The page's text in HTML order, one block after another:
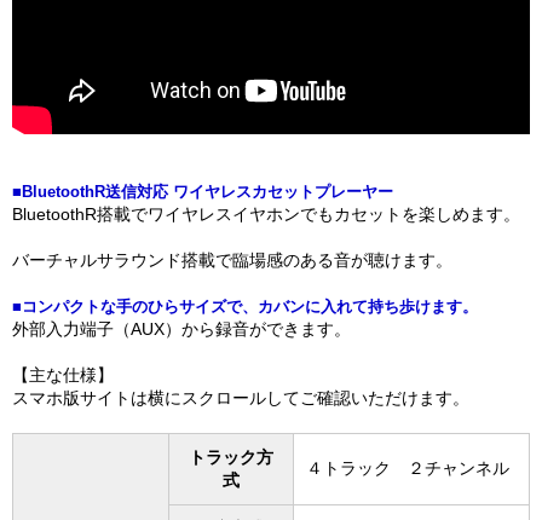
■BluetoothR送信対応 ワイヤレスカセットプレーヤー
BluetoothR搭載でワイヤレスイヤホンでもカセットを楽しめます。
バーチャルサラウンド搭載で臨場感のある音が聴けます。
■コンパクトな手のひらサイズで、カバンに入れて持ち歩けます。
外部入力端子（AUX）から録音ができます。
【主な仕様】
スマホ版サイトは横にスクロールしてご確認いただけます。
トラック方
式
４トラック ２チャンネル